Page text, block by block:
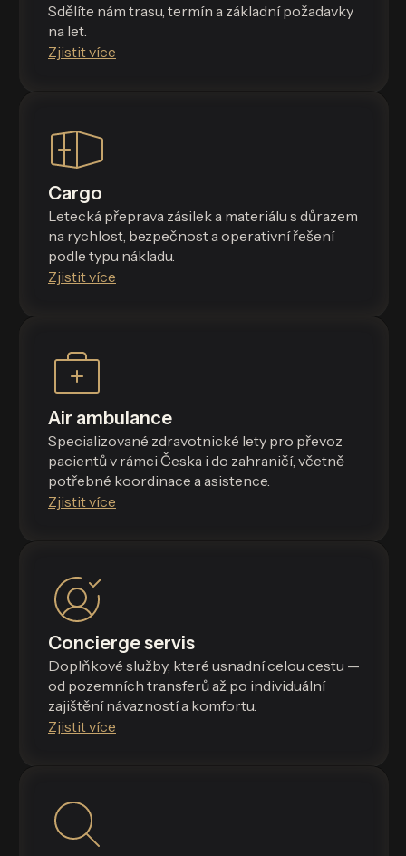
Sdělíte nám trasu, termín a základní požadavky
na let.
Zjistit více
Cargo
Letecká přeprava zásilek a materiálu s důrazem
na rychlost, bezpečnost a operativní řešení
podle typu nákladu.
Zjistit více
Air ambulance
Specializované zdravotnické lety pro převoz
pacientů v rámci Česka i do zahraničí, včetně
potřebné koordinace a asistence.
Zjistit více
Concierge servis
Doplňkové služby, které usnadní celou cestu —
od pozemních transferů až po individuální
zajištění návazností a komfortu.
Zjistit více